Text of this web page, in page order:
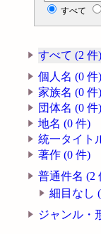
すべて
すべて (2 件)
個人名 (0 件)
家族名 (0 件)
団体名 (0 件)
地名 (0 件)
統一タイト
著作 (0 件)
普通件名 (2
細目なし
ジャンル・